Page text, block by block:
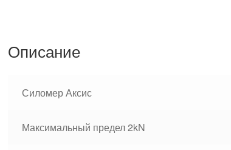
Описание
Силомер Аксис
Максимальный предел 2kN